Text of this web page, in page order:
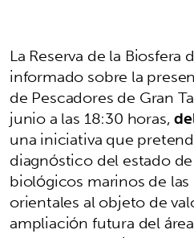
La Reserva de la
informado sobre la
de Pescadores de Gran
junio a las 18:30 horas,
una iniciativa que
diagnóstico del estado
biológicos marinos de las
orientales al objeto de
ampliación futura del